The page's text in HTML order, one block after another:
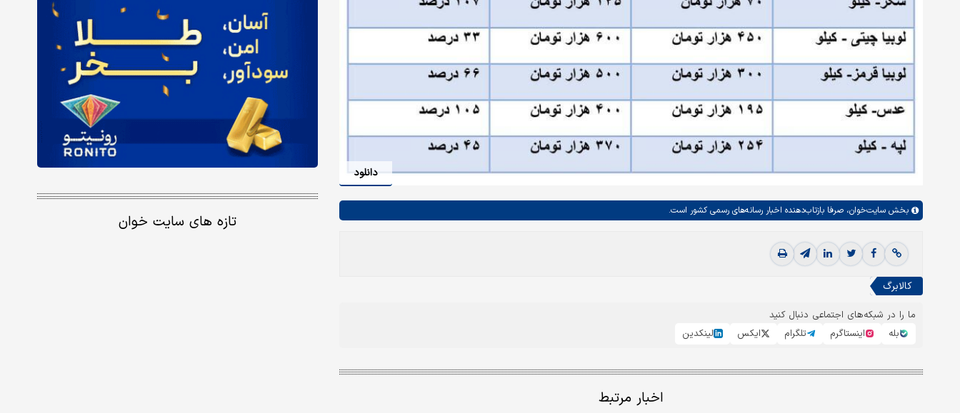
دانلود
بخش سایت‌خوان، صرفا بازتاب‌دهنده اخبار رسانه‌های رسمی کشور است.
کالابرگ
ما را در شبکه‌های اجتماعی دنبال کنید
بله
اینستاگرم تلگرام ایکس لینکدین
اخبار مرتبط
تازه های سایت خوان